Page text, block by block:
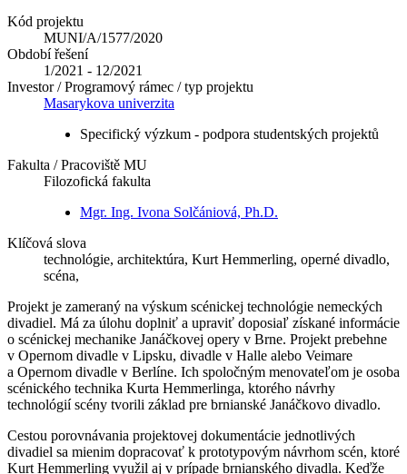
Kód projektu
MUNI/A/1577/2020
Období řešení
1/2021 - 12/2021
Investor / Programový rámec / typ projektu
Masarykova univerzita
Specifický výzkum - podpora studentských projektů
Fakulta / Pracoviště MU
Filozofická fakulta
Mgr. Ing. Ivona Solčániová, Ph.D.
Klíčová slova
technológie, architektúra, Kurt Hemmerling, operné divadlo,
scéna,
Projekt je zameraný na výskum scénickej technológie nemeckých
divadiel. Má za úlohu doplniť a upraviť doposiaľ získané informácie
o scénickej mechanike Janáčkovej opery v Brne. Projekt prebehne
v Opernom divadle v Lipsku, divadle v Halle alebo Veimare
a Opernom divadle v Berlíne. Ich spoločným menovateľom je osoba
scénického technika Kurta Hemmerlinga, ktorého návrhy
technológií scény tvorili základ pre brnianské Janáčkovo divadlo.
Cestou porovnávania projektovej dokumentácie jednotlivých
divadiel sa mienim dopracovať k prototypovým návrhom scén, ktoré
Kurt Hemmerling využil aj v prípade brnianského divadla. Keďže